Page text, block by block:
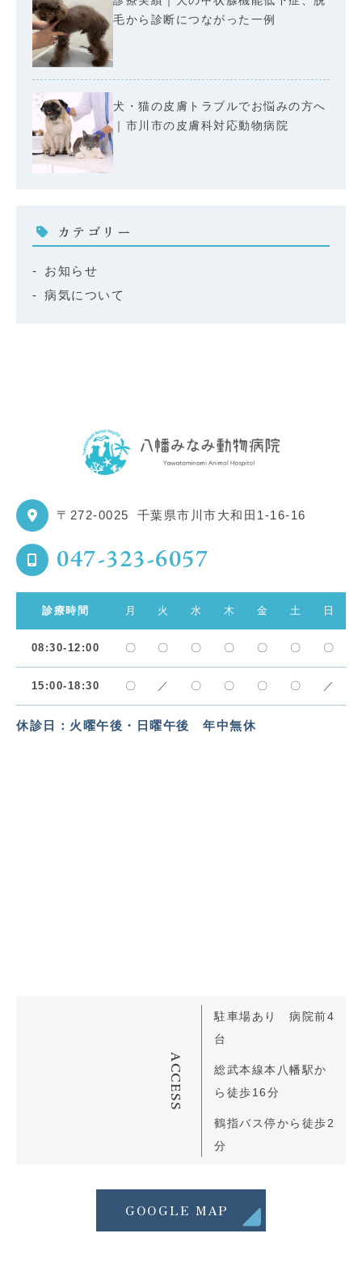
毛から診断につながった一例
犬・猫の皮膚トラブルでお悩みの方へ
｜市川市の皮膚科対応動物病院
カテゴリー
お知らせ
病気について
〒272-0025 千葉県市川市大和田1-16-16
047-323-6057
診療時間 月 火 水 木 金 土 日
08:30-12:00 〇 〇 〇 〇 〇 〇 〇
15:00-18:30 〇 ／ 〇 〇 〇 〇 ／
休診日：火曜午後・日曜午後 年中無休
ACCESS
駐車場あり 病院前4
台
総武本線本八幡駅か
ら徒歩16分
鶴指バス停から徒歩2
分
GOOGLE MAP